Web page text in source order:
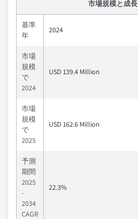
市場規模と成長
基準
年
2024
市場
規模
で
2024
USD 139.4 Million
市場
規模
で
2025
USD 162.6 Million
予測
期間
2025
-
2034
CAGR
22.3%